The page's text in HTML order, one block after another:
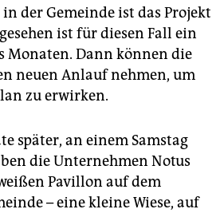
der Gemeinde ist das Projekt
ist für diesen Fall ein
Monaten. Dann können die
neuen Anlauf nehmen, um
zu erwirken.
später, an einem Samstag
die Unternehmen Notus
Pavillon auf dem
– eine kleine Wiese, auf